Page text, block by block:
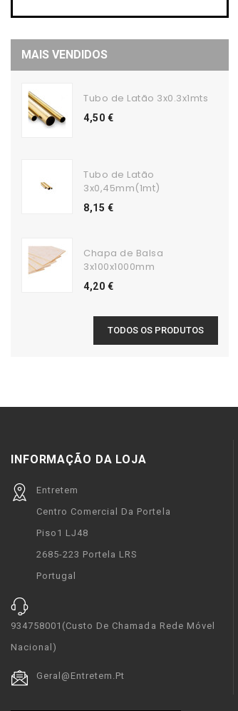
MAIS VENDIDOS
Tubo de Latão 3x0.3x1mts
4,50 €
Tubo de Latão
3x0,45mm(1mt)
8,15 €
Chapa de Balsa
3x100x1000mm
4,20 €
TODOS OS PRODUTOS
INFORMAÇÃO DA LOJA
Entretem
Centro Comercial Da Portela
Piso1 LJ48
2685-223 Portela LRS
Portugal
934758001(custo De Chamada Rede Móvel
Nacional)
Geral@entretem.pt